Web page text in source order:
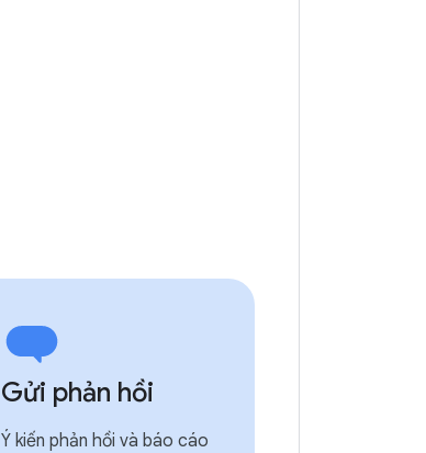
Gửi phản hồi
Ý kiến phản hồi và báo cáo